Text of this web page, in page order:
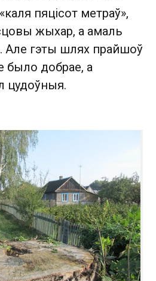
пяцісот метраў»,
жыхар, а амаль
Але гэты шлях прайшоў
было добрае, а
цудоўныя.